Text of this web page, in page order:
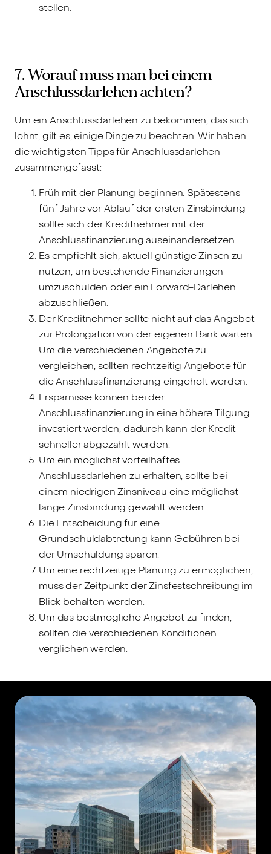
stellen.
7. Worauf muss man bei einem
Anschlussdarlehen achten?
Um ein Anschlussdarlehen zu bekommen, das sich
lohnt, gilt es, einige Dinge zu beachten. Wir haben
die wichtigsten Tipps für Anschlussdarlehen
zusammengefasst:
Früh mit der Planung beginnen: Spätestens
fünf Jahre vor Ablauf der ersten Zinsbindung
sollte sich der Kreditnehmer mit der
Anschlussfinanzierung auseinandersetzen.
Es empfiehlt sich, aktuell günstige Zinsen zu
nutzen, um bestehende Finanzierungen
umzuschulden oder ein Forward-Darlehen
abzuschließen.
Der Kreditnehmer sollte nicht auf das Angebot
zur Prolongation von der eigenen Bank warten.
Um die verschiedenen Angebote zu
vergleichen, sollten rechtzeitig Angebote für
die Anschlussfinanzierung eingeholt werden.
Ersparnisse können bei der
Anschlussfinanzierung in eine höhere Tilgung
investiert werden, dadurch kann der Kredit
schneller abgezahlt werden.
Um ein möglichst vorteilhaftes
Anschlussdarlehen zu erhalten, sollte bei
einem niedrigen Zinsniveau eine möglichst
lange Zinsbindung gewählt werden.
Die Entscheidung für eine
Grundschuldabtretung kann Gebühren bei
der Umschuldung sparen.
Um eine rechtzeitige Planung zu ermöglichen,
muss der Zeitpunkt der Zinsfestschreibung im
Blick behalten werden.
Um das bestmögliche Angebot zu finden,
sollten die verschiedenen Konditionen
verglichen werden.